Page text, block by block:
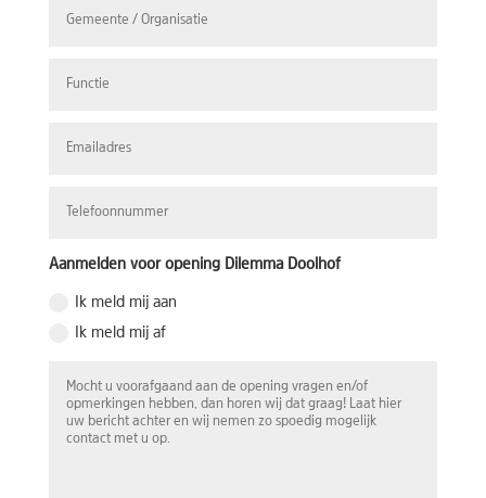
Aanmelden voor opening Dilemma Doolhof
Ik meld mij aan
Ik meld mij af